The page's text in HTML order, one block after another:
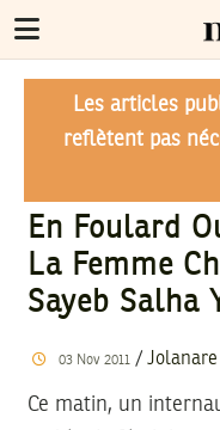
Les articles
reflètent pas
En Foulard
La Femme
Sayeb Salha
03 Nov 2011/ Jolanare
Ce matin, un